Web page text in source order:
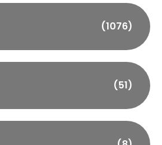
(1076)
(51)